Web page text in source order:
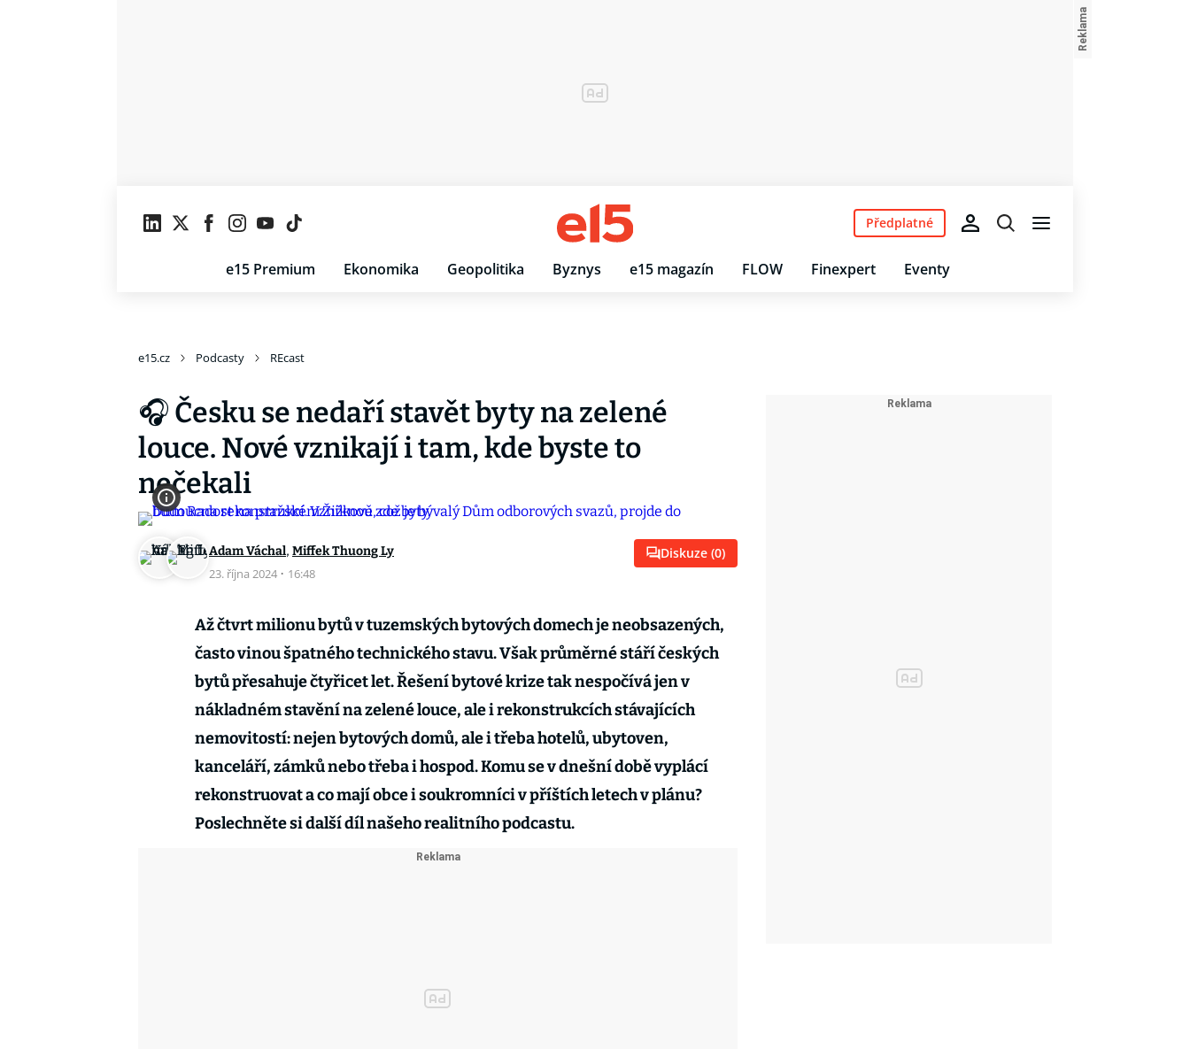
e15 Premium Ekonomika Geopolitika Byznys e15 magazín FLOW Finexpert Eventy
Předplatné
e15.cz Podcasty REcast
🎧 Česku se nedaří stavět byty na zelené
louce. Nové vznikají i tam, kde byste to
nečekali
Adam Váchal, Miffek Thuong Ly
23. října 2024 · 16:48
Diskuze (0)
Až čtvrt milionu bytů v tuzemských bytových domech je neobsazených,
často vinou špatného technického stavu. Však průměrné stáří českých
bytů přesahuje čtyřicet let. Řešení bytové krize tak nespočívá jen v
nákladném stavění na zelené louce, ale i rekonstrukcích stávajících
nemovitostí: nejen bytových domů, ale i třeba hotelů, ubytoven,
kanceláří, zámků nebo třeba i hospod. Komu se v dnešní době vyplácí
rekonstruovat a co mají obce i soukromníci v příštích letech v plánu?
Poslechněte si další díl našeho realitního podcastu.